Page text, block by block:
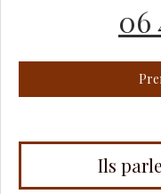
06
Ils